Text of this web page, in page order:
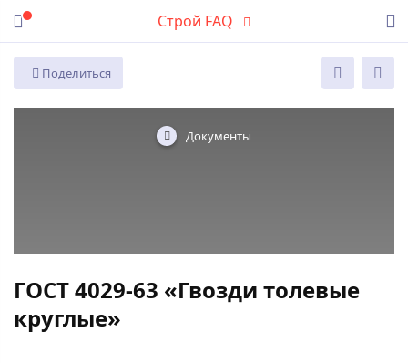
Строй FAQ
Поделиться
Документы
ГОСТ 4029-63 «Гвозди толевые
круглые»